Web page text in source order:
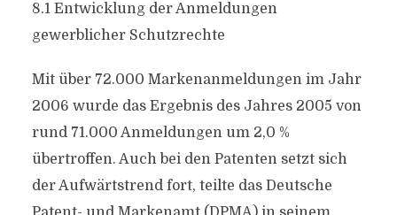
8.1 Entwicklung der Anmeldungen
gewerblicher Schutzrechte
Mit über 72.000 Markenanmeldungen im Jahr
2006 wurde das Ergebnis des Jahres 2005 von
rund 71.000 Anmeldungen um 2,0 %
übertroffen. Auch bei den Patenten setzt sich
der Aufwärtstrend fort, teilte das Deutsche